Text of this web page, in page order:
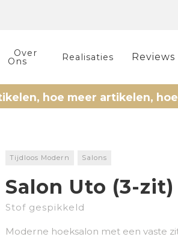
Over
Ons Realisaties Reviews
meer artikelen, hoe meer
Tijdloos Modern Salons
Salon Uto (3-zit)
Stof gespikkeld
Moderne hoeksalon met een vaste